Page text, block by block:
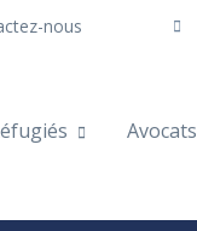
nous
Avocats